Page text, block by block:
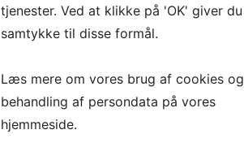
tjenester. Ved at klikke på 'OK' giver du
samtykke til disse formål.
Læs mere om vores brug af cookies og
behandling af persondata på vores
hjemmeside.